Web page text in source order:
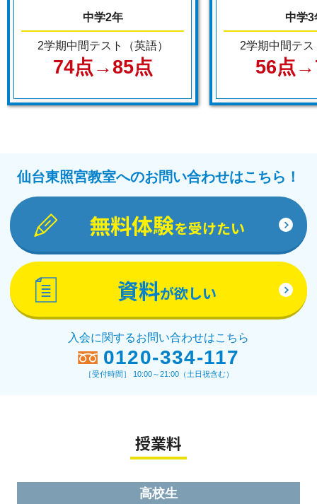
中学2年
2学期中間テスト（英語）
74点→85点
中学3
2学期中間テ
56点
仙台東照宮教室へのお問い合わせはこちら！
無料体験を受けたい
資料が欲しい
入会に関するお問い合わせはこちら
0120-334-117
［受付時間］ 10:00～21:00（土日祝含む）
授業料
高校生